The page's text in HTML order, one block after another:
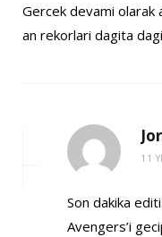
Gercek devami olarak
an rekorlari dagita
11
Son dakika
Avengers’i